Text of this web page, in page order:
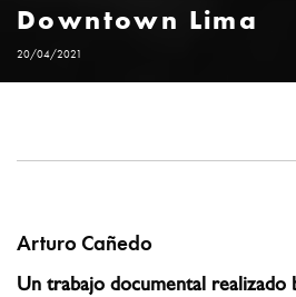
Downtown Lima
20/04/2021
Arturo Cañedo
Un trabajo documental realizado